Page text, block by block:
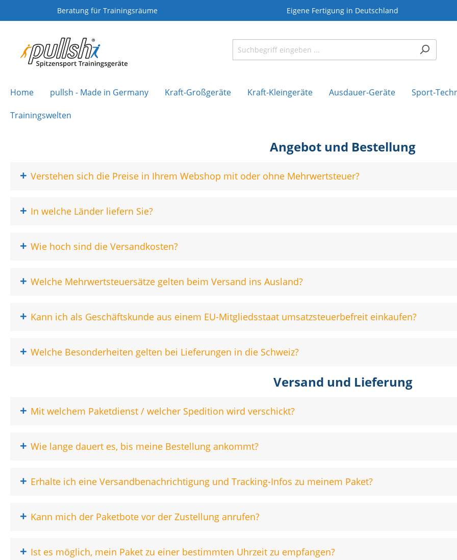
Beratung für Trainingsräume Eigene Fertigung in Deutschland
Home pullsh - Made in Germany Kraft-Großgeräte Kraft-Kleingeräte Ausdauer-Geräte Sport-
Trainingswelten
Angebot und Bestellung
+ Verstehen sich die Preise in Ihrem Webshop mit oder ohne Mehrwertsteuer?
+ In welche Länder liefern Sie?
+ Wie hoch sind die Versandkosten?
+ Welche Mehrwertsteuersätze gelten beim Versand ins Ausland?
+ Kann ich als Geschäftskunde aus einem EU-Mitgliedsstaat umsatzsteuerbefreit einkaufen?
+ Welche Besonderheiten gelten bei Lieferungen in die Schweiz?
Versand und Lieferung
+ Mit welchem Paketdienst / welcher Spedition wird verschickt?
+ Wie lange dauert es, bis meine Bestellung ankommt?
+ Erhalte ich eine Versandbenachrichtigung und Tracking-Infos zu meinem Paket?
+ Kann mich der Paketbote vor der Zustellung anrufen?
+ Ist es möglich, mein Paket zu einer bestimmten Uhrzeit zu empfangen?